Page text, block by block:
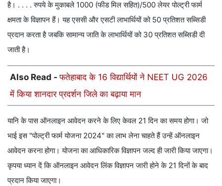
है। . . . . रुपये के मुकाबले 1000 (फीड मिल सहित)/500 लेयर पोल्ट्री फार्म
क्षमता के विज्ञापन हैं। यह एससी और एसटी लाभार्थियों को 50 प्रतिशत सब्सिडी
प्रदान करता है जबकि सामान्य जाति के लाभार्थियों को 30 प्रतिशत सब्सिडी दी
जाती है।
Also Read -फतेहाबाद के 16 विद्यार्थियों ने NEET UG 2026
में किया शानदार प्रदर्शन जिले का बढ़ाया मान
यानि के पास ऑनलाइन आवेदन करने के लिए केवल 21 दिन का समय होगा। जो
भाई इस "पोल्ट्री फार्म योजना 2024" का लाभ लेना चाहते हैं उन्हें ऑनलाइन
आवेदन करना होगा। योजना का आधिकारिक विज्ञापन जल्द ही जारी किया जाएगा।
कृपया ध्यान दें कि ऑनलाइन आवेदन लिंक विज्ञापन जारी होने के 21 दिनों के बाद
प्रदान किया जाएगा।